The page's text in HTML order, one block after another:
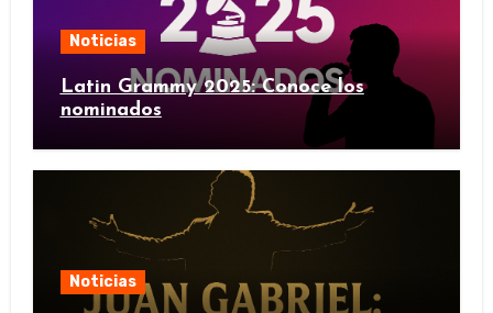
Noticias
Latin Grammy 2025: Conoce los
nominados
Noticias